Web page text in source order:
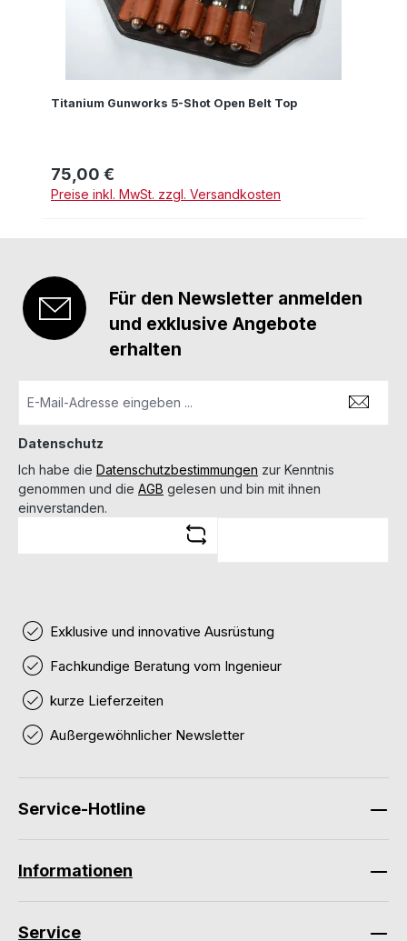
Titanium Gunworks 5-Shot Open Belt Top
Regulärer Preis:
75,00 €
Preise inkl. MwSt. zzgl. Versandkosten
Für den Newsletter anmelden
und exklusive Angebote
erhalten
Datenschutz
Ich habe die Datenschutzbestimmungen zur Kenntnis
genommen und die AGB gelesen und bin mit ihnen
einverstanden.
Exklusive und innovative Ausrüstung
Fachkundige Beratung vom Ingenieur
kurze Lieferzeiten
Außergewöhnlicher Newsletter
Service-Hotline
Informationen
Service